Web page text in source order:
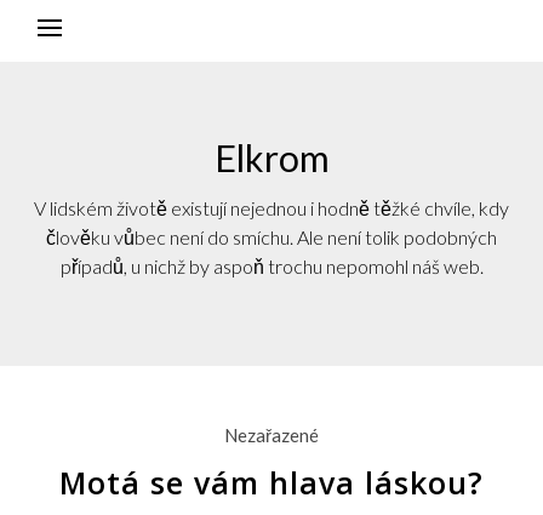
Elkrom
V lidském životě existují nejednou i hodně těžké chvíle, kdy
člověku vůbec není do smíchu. Ale není tolik podobných
případů, u nichž by aspoň trochu nepomohl náš web.
Nezařazené
Motá se vám hlava láskou?